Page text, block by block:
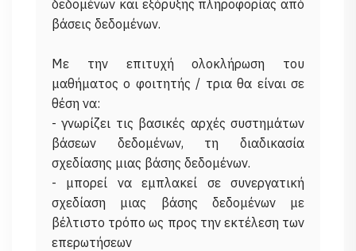
δεδομένων και εξόρυξης πληροφορίας από
βάσεις δεδομένων.
Με την επιτυχή ολοκλήρωση του
μαθήματος ο φοιτητής / τρια θα είναι σε
θέση να:
- γνωρίζει τις βασικές αρχές συστημάτων
βάσεων δεδομένων, τη διαδικασία
σχεδίασης μιας βάσης δεδομένων.
- μπορεί να εμπλακεί σε συνεργατική
σχεδίαση μιας βάσης δεδομένων με
βέλτιστο τρόπο ως προς την εκτέλεση των
επερωτήσεων